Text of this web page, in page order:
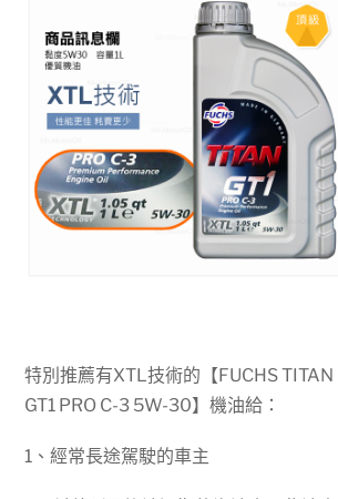
特別推薦有XTL技術的【FUCHS TITAN
GT1 PRO C-3 5W-30】機油給：
1、經常長途駕駛的車主